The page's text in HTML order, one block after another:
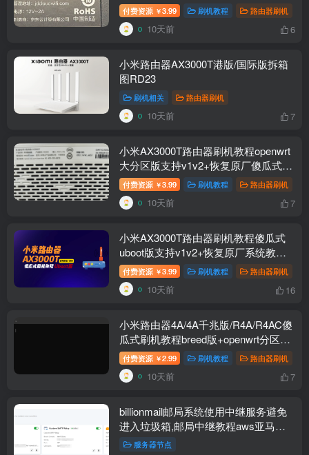
付费资源 ￥3.99 刷机教程 路由器刷机
10天前 6
小米路由器AX3000T港版/国际版拆箱
图RD23
刷机相关 路由器刷机
10天前 7
小米AX3000T路由器刷机教程openwrt
大分区版支持v1v2+恢复原厂傻瓜式
RD03/RD23
付费资源 ￥3.99 刷机教程 路由器刷机
10天前 7
小米AX3000T路由器刷机教程傻瓜式
uboot版支持v1v2+恢复原厂系统教程
RD03 RD23
付费资源 ￥3.99 刷机教程 路由器刷机
10天前 16
小米路由器4A/4A千兆版/R4A/R4AC傻
瓜式刷机教程breed版+openwrt分区版
支持V1V2+恢复原厂教程
付费资源 ￥2.99 刷机教程 路由器刷机
10天前 7
billionmail邮局系统使用中继服务避免
进入垃圾箱,邮局中继教程aws亚马逊
云设置resend免费中继
服务器节点